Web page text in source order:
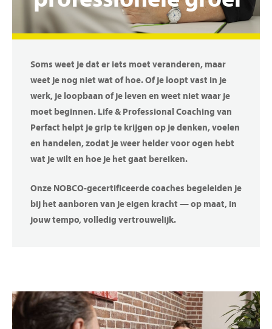
Soms weet je dat er iets moet veranderen, maar
weet je nog niet wat of hoe. Of je loopt vast in je
werk, je loopbaan of je leven en weet niet waar je
moet beginnen. Life & Professional Coaching van
Perfact helpt je grip te krijgen op je denken, voelen
en handelen, zodat je weer helder voor ogen hebt
wat je wilt en hoe je het gaat bereiken.
Onze NOBCO-gecertificeerde coaches begeleiden je
bij het aanboren van je eigen kracht — op maat, in
jouw tempo, volledig vertrouwelijk.